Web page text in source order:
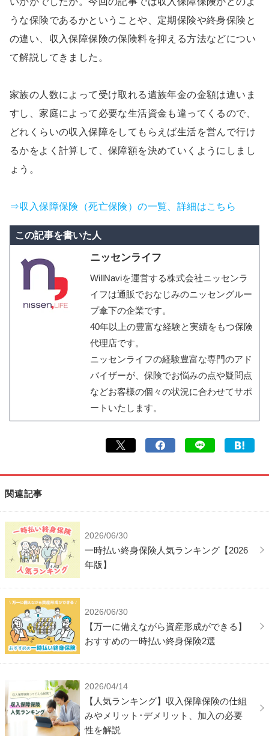
うな保険であるかということや、定期保険や終身保険と
の違い、収入保障保険の保険料を抑える方法などについ
て解説してきました。
家族の人数によって受け取れる遺族年金の金額は違いま
すし、家庭によって必要な生活資金も違ってくるので、
どれくらいの収入保障をしてもらえば生活を営んで行け
るかをよく計算して、保障額を決めていくようにしまし
ょう。
⇒収入保障保険（死亡保険）の一覧、詳細はこちら
この記事を書いた人
ニッセンライフ
WillNaviを運営する株式会社ニッセンラ
イフは通販でおなじみのニッセングルー
プ傘下の企業です。
40年以上の豊富な経験と実績をもつ保険
代理店です。
ニッセンライフの経験豊富な専門のアド
バイザーが、保険でお悩みの点や疑問点
などお客様の個々の状況に合わせてサポ
ートいたします。
関連記事
2026/06/30
一時払い終身保険人気ランキング【2026
年版】
2026/06/30
【万一に備えながら資産形成ができる】
おすすめの一時払い終身保険2選
2026/04/14
【人気ランキング】収入保障保険の仕組
みやメリット･デメリット、加入の必要
性を解説